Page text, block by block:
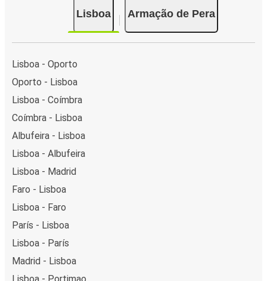
Lisboa Armação de Pera
Lisboa - Oporto
Oporto - Lisboa
Lisboa - Coímbra
Coímbra - Lisboa
Albufeira - Lisboa
Lisboa - Albufeira
Lisboa - Madrid
Faro - Lisboa
Lisboa - Faro
París - Lisboa
Lisboa - París
Madrid - Lisboa
Lisboa - Portimao